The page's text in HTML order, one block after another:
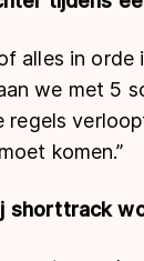
alles in
we met 5
komen.”
shorttrack